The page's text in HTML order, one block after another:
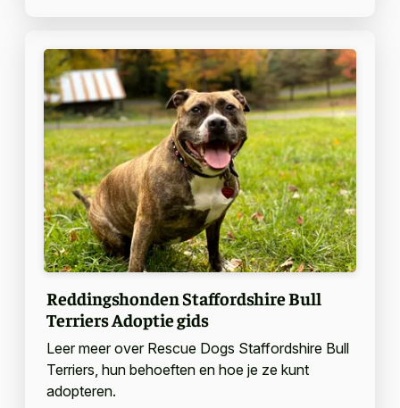
Reddingshonden Staffordshire Bull
Terriers Adoptie gids
Leer meer over Rescue Dogs Staffordshire Bull
Terriers, hun behoeften en hoe je ze kunt
adopteren.